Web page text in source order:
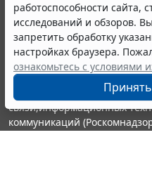
работоспособности сайта,
исследований и обзоров.
запретить обработку
настройках браузера.
ознакомьтесь с условиями
Принять
© ООО "НПП "ГАРАНТ-
выпускается с 1990 года.
являются участниками
информации ГАРАНТ.
Портал ГАРАНТ.РУ
издания Федеральной
связи,информационных
коммуникаций